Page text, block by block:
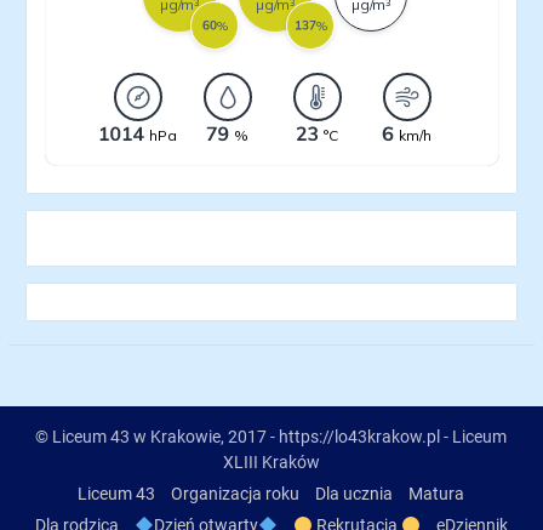
© Liceum 43 w Krakowie, 2017 - https://lo43krakow.pl - Liceum
XLIII Kraków
Liceum 43
Organizacja roku Dla ucznia
Matura
Dla rodzica
Dzień otwarty Rekrutacja eDziennik